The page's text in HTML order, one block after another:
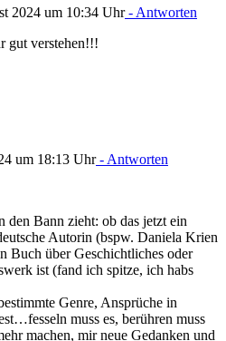
2024 um 10:34 Uhr- Antworten
gut verstehen!!!
um 18:13 Uhr- Antworten
den Bann zieht: ob das jetzt ein
Autorin (bspw. Daniela Krien
Buch über Geschichtliches oder
ist (fand ich spitze, ich habs
Genre, Ansprüche in
muss es, berühren muss
machen, mir neue Gedanken und